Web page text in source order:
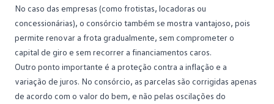
No caso das empresas (como frotistas, locadoras ou
concessionárias), o consórcio também se mostra vantajoso, pois
permite renovar a frota gradualmente, sem comprometer o
capital de giro e sem recorrer a financiamentos caros.
Outro ponto importante é a proteção contra a inflação e a
variação de juros. No consórcio, as parcelas são corrigidas apenas
de acordo com o valor do bem, e não pelas oscilações do